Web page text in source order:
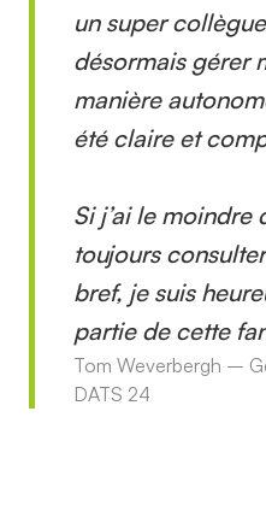
un super
désormais gérer
manière
été claire et
Si j’ai le moindre
toujours
bref, je suis
partie de cette
Tom Weverbergh –
DATS 24